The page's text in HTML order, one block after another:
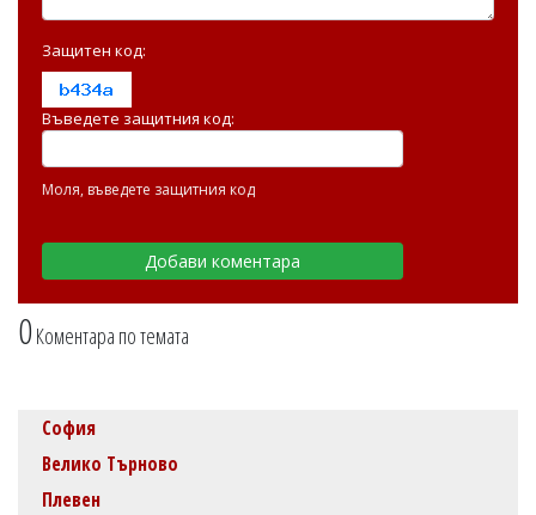
0Коментара по темата
Защитен код:
Въведете защитния код:
Моля, въведете защитния код
София
Велико Търново
Плевен